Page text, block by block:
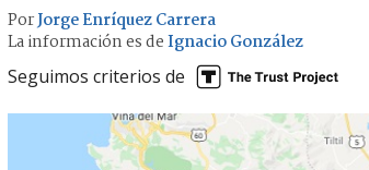
PorJorge Enríquez Carrera
La información es deIgnacio González
Seguimos criterios de